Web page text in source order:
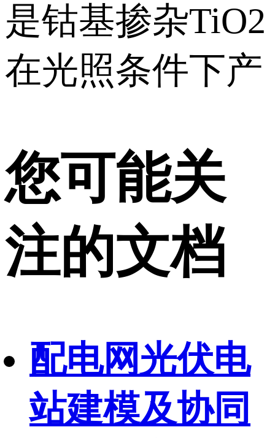
是钴基掺杂TiO2
在光照条件下产
您可能关
注的文档
配电网光伏电
站建模及协同